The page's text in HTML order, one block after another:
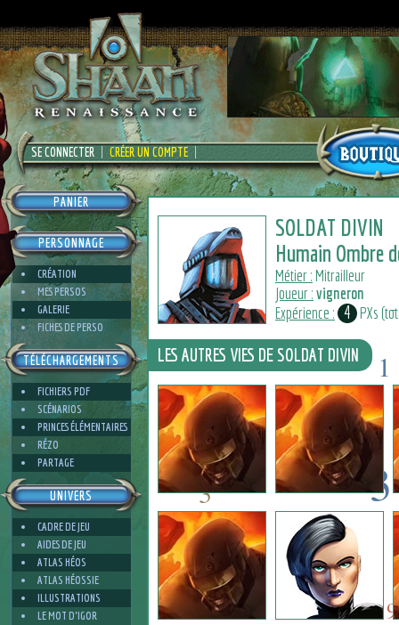
SE CONNECTER CRÉER UN COMPTE
PANIER
PERSONNAGE
CRÉATION
MES PERSOS
GALERIE
FICHES DE PERSO
TÉLÉCHARGEMENTS
FICHIERS PDF
SCÉNARIOS
PRINCES ÉLÉMENTAIRES
RÉZO
PARTAGE
UNIVERS
CADRE DE JEU
AIDES DE JEU
ATLAS HÉOS
ATLAS HÉOSSIE
ILLUSTRATIONS
LE MOT D'IGOR
SOLDAT DIVIN
Humain Ombre
Métier : Mitrailleur
Joueur :vigneron
Expérience : 4 PXs
9
3
8
3
7
4
3
2
1
LES AUTRES VIES DE SOLDAT DIVIN